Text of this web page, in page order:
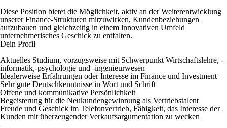
Diese Position bietet die Möglichkeit, aktiv an der Weiterentwicklung
unserer Finance-Strukturen mitzuwirken, Kundenbeziehungen
aufzubauen und gleichzeitig in einem innovativen Umfeld
unternehmerisches Geschick zu entfalten.
Dein Profil
Aktuelles Studium, vorzugsweise mit Schwerpunkt Wirtschaftslehre, -
informatik,-psychologie und -ingenieurwesen
Idealerweise Erfahrungen oder Interesse im Finance und Investment
Sehr gute Deutschkenntnisse in Wort und Schrift
Offene und kommunikative Persönlichkeit
Begeisterung für die Neukundengewinnung als Vertriebstalent
Freude und Geschick im Telefonvertrieb, Fähigkeit, das Interesse der
Kunden mit überzeugender Verkaufsargumentation zu wecken